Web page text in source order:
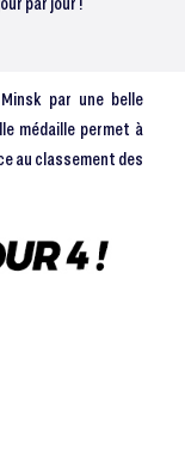
par une belle
médaille permet à
au classement des